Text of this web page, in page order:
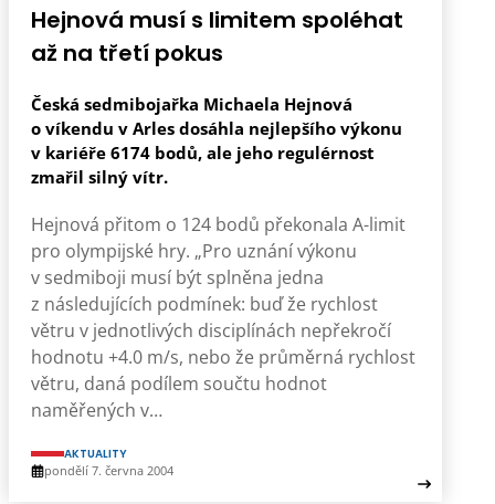
Hejnová musí s limitem spoléhat
až na třetí pokus
Česká sedmibojařka Michaela Hejnová
o víkendu v Arles dosáhla nejlepšího výkonu
v kariéře 6174 bodů, ale jeho regulérnost
zmařil silný vítr.
Hejnová přitom o 124 bodů překonala A-limit
pro olympijské hry. „Pro uznání výkonu
v sedmiboji musí být splněna jedna
z následujících podmínek: buď že rychlost
větru v jednotlivých disciplínách nepřekročí
hodnotu +4.0 m/s, nebo že průměrná rychlost
větru, daná podílem součtu hodnot
naměřených v…
AKTUALITY
pondělí 7. června 2004